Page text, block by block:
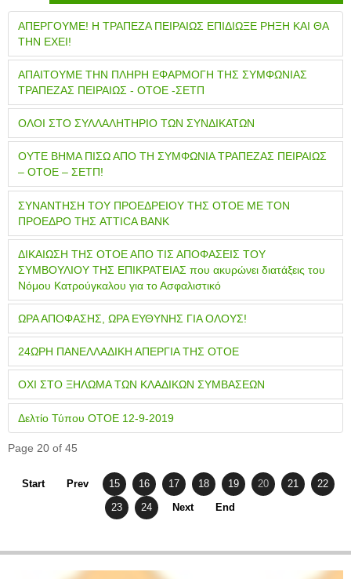
ΑΠΕΡΓΟΥΜΕ! Η ΤΡΑΠΕΖΑ ΠΕΙΡΑΙΩΣ ΕΠΙΔΙΩΞΕ ΡΗΞΗ ΚΑΙ ΘΑ
ΤΗΝ ΕΧΕΙ!
ΑΠΑΙΤΟΥΜΕ ΤΗΝ ΠΛΗΡΗ ΕΦΑΡΜΟΓΗ ΤΗΣ ΣΥΜΦΩΝΙΑΣ
ΤΡΑΠΕΖΑΣ ΠΕΙΡΑΙΩΣ - ΟΤΟΕ -ΣΕΤΠ
ΟΛΟΙ ΣΤΟ ΣΥΛΛΑΛΗΤΗΡΙΟ ΤΩΝ ΣΥΝΔΙΚΑΤΩΝ
ΟΥΤΕ ΒΗΜΑ ΠΙΣΩ ΑΠΟ ΤΗ ΣΥΜΦΩΝΙΑ ΤΡΑΠΕΖΑΣ ΠΕΙΡΑΙΩΣ
– ΟΤΟΕ – ΣΕΤΠ!
ΣΥΝΑΝΤΗΣΗ ΤΟΥ ΠΡΟΕΔΡΕΙΟΥ ΤΗΣ ΟΤΟΕ ΜΕ ΤΟΝ
ΠΡΟΕΔΡΟ ΤΗΣ ATTICA BANK
ΔΙΚΑΙΩΣΗ ΤΗΣ ΟΤΟΕ ΑΠΟ ΤΙΣ ΑΠΟΦΑΣΕΙΣ ΤΟΥ
ΣΥΜΒΟΥΛΙΟΥ ΤΗΣ ΕΠΙΚΡΑΤΕΙΑΣ που ακυρώνει διατάξεις του
Νόμου Κατρούγκαλου για το Ασφαλιστικό
ΩΡΑ ΑΠΟΦΑΣΗΣ, ΩΡΑ ΕΥΘΥΝΗΣ ΓΙΑ ΟΛΟΥΣ!
24ΩΡΗ ΠΑΝΕΛΛΑΔΙΚΗ ΑΠΕΡΓΙΑ ΤΗΣ ΟΤΟΕ
ΟΧΙ ΣΤΟ ΞΗΛΩΜΑ ΤΩΝ ΚΛΑΔΙΚΩΝ ΣΥΜΒΑΣΕΩΝ
Δελτίο Τύπου ΟΤΟΕ 12-9-2019
Page 20 of 45
Start Prev 15 16 17 18 19 20 21 22
23 24 Next End